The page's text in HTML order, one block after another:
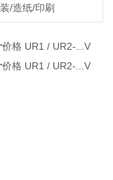
/造纸/印刷
价格 UR1 / UR2-...V
价格 UR1 / UR2-...V